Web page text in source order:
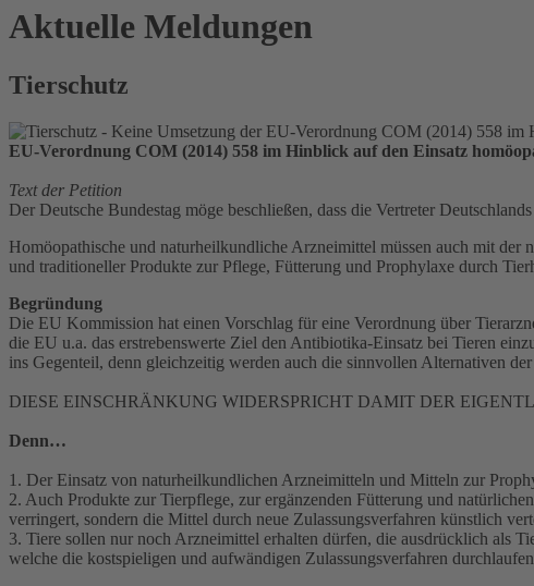
Aktuelle Meldungen
Tierschutz
EU-Verordnung COM (2014) 558 im Hinblick auf den Einsatz
Text der Petition
Der Deutsche Bundestag möge beschließen, dass die Vertreter
Homöopathische und naturheilkundliche Arzneimittel müssen auch mit
und traditioneller Produkte zur Pflege, Fütterung und Prophylaxe durch
Begründung
Die EU Kommission hat einen Vorschlag für eine Verordnung über
die EU u.a. das erstrebenswerte Ziel den Antibiotika-Einsatz bei Tieren
ins Gegenteil, denn gleichzeitig werden auch die sinnvollen Alternativen
DIESE EINSCHRÄNKUNG WIDERSPRICHT DAMIT DER
Denn…
1. Der Einsatz von naturheilkundlichen Arzneimitteln und Mitteln zur
2. Auch Produkte zur Tierpflege, zur ergänzenden Fütterung und
verringert, sondern die Mittel durch neue Zulassungsverfahren künstlich
3. Tiere sollen nur noch Arzneimittel erhalten dürfen, die ausdrücklich als
welche die kostspieligen und aufwändigen Zulassungsverfahren